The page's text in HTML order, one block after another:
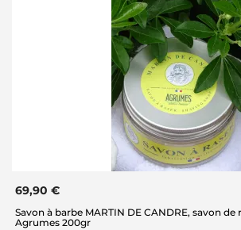
69,90 €
Savon à barbe MARTIN DE CANDRE, savon de
Agrumes 200gr